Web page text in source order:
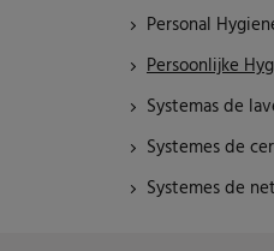
Personal
Persoonlijke
Systemas de
Systemes de
Systemes de